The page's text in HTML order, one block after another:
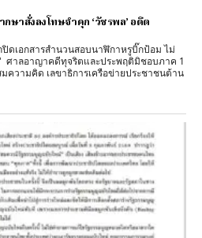
าสั่งลงโทษจำคุก ‘วัชรพล’ อดีต
ดเอกสารสำนวนสอบนาฬิกาหรูบิ๊กป้อม ไม่
วามคิด เลขาธิการเครือข่ายประชาชนต้าน